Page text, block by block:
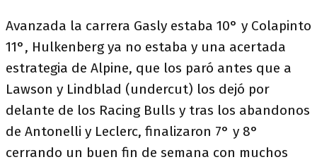
Avanzada la carrera Gasly estaba 10° y Colapinto
11°, Hulkenberg ya no estaba y una acertada
estrategia de Alpine, que los paró antes que a
Lawson y Lindblad (undercut) los dejó por
delante de los Racing Bulls y tras los abandonos
de Antonelli y Leclerc, finalizaron 7° y 8°
cerrando un buen fin de semana con muchos